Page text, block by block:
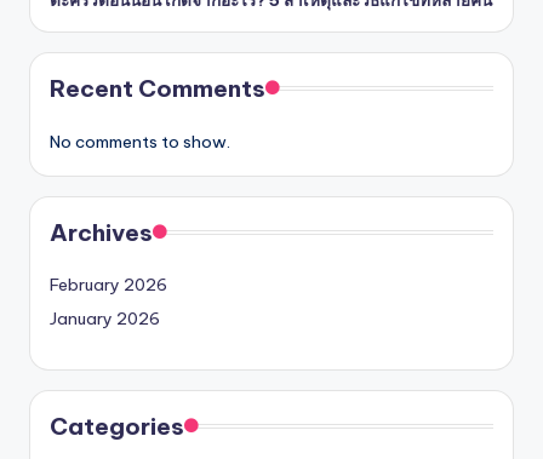
Recent Comments
No comments to show.
Archives
February 2026
January 2026
Categories